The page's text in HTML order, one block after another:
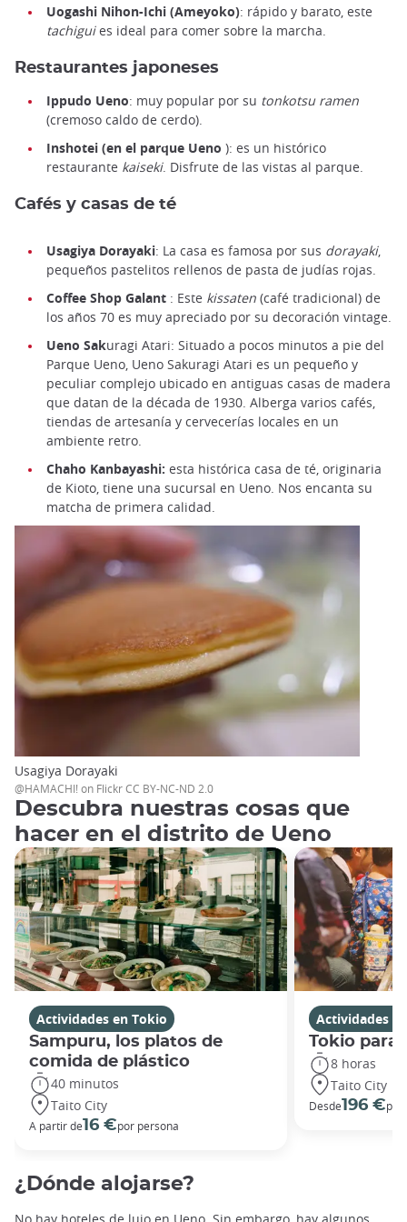
Uogashi Nihon-Ichi (Ameyoko): rápido y barato, este
tachiguies ideal para comer sobre la marcha.
Restaurantes japoneses
Ippudo Ueno: muy popular por su tonkotsu ramen
(cremoso caldo de cerdo).
Inshotei (en el parque Ueno ): es un histórico
restaurante kaiseki. Disfrute de las vistas al parque.
Cafés y casas de té
Usagiya Dorayaki: La casa es famosa por sus dorayaki,
pequeños pastelitos rellenos de pasta de judías rojas.
Coffee Shop Galant : Este kissaten (café tradicional) de
los años 70 es muy apreciado por su decoración vintage.
Ueno Sakuragi Atari: Situado a pocos minutos a pie del
Parque Ueno, Ueno Sakuragi Atari es un pequeño y
peculiar complejo ubicado en antiguas casas de madera
que datan de la década de 1930. Alberga varios cafés,
tiendas de artesanía y cervecerías locales en un
ambiente retro.
Chaho Kanbayashi: esta histórica casa de té, originaria
de Kioto, tiene una sucursal en Ueno. Nos encanta su
matcha de primera calidad.
Usagiya Dorayaki
@HAMACHI! on Flickr CC BY-NC-ND 2.0
Descubra nuestras cosas que
hacer en el distrito de Ueno
Actividades en Tokio
Sampuru, los platos de
comida de plástico
40 minutos
Taito City
A partir de16 €por persona
Actividades
Tokio para
8 horas
Taito City
Desde196 €por
¿Dónde alojarse?